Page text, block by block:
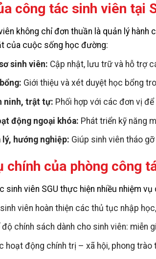
công tác sinh viên tại
không chỉ đơn thuần là quản lý hành
của cuộc sống học đường:
sinh viên: Cập nhật, lưu trữ và hỗ trợ
Giới thiệu và xét duyệt học bổng
ninh, trật tự: Phối hợp với các đơn vị
động ngoại khóa: Phát triển kỹ năng
lý, hướng nghiệp: Giúp sinh viên tháo
chính của phòng công
sinh viên SGU thực hiện nhiều nhiệm
viên hoàn thiện các thủ tục nhập
độ chính sách dành cho sinh viên: miễn
hoạt động chính trị – xã hội, phong